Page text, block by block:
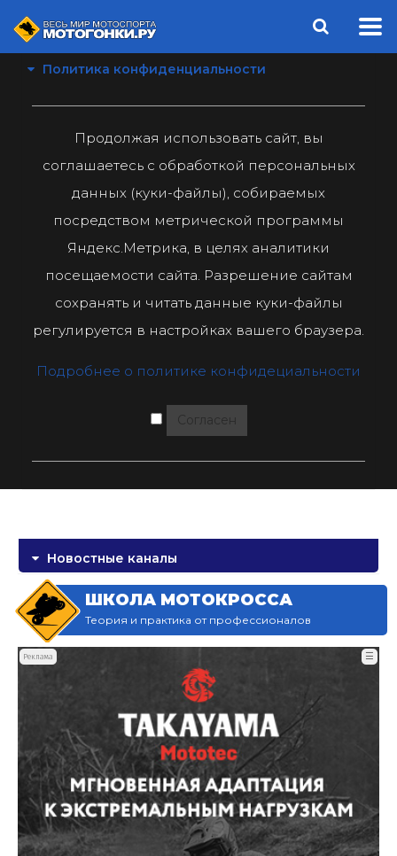
Политика конфиденциальности
Продолжая использовать сайт, вы
соглашаетесь с обработкой персональных
данных (куки-файлы), собираемых
посредством метрической программы
Яндекс.Метрика, в целях аналитики
посещаемости сайта. Разрешение сайтам
сохранять и читать данные куки-файлы
регулируется в настройках вашего браузера.
Подробнее о политике конфидециальности
Согласен
Новостные каналы
ШКОЛА МОТОКРОССА
Теория и практика от профессионалов
Реклама ☰